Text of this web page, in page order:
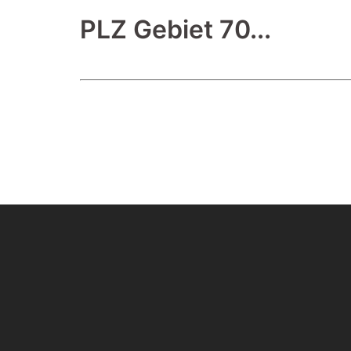
PLZ Gebiet 70...